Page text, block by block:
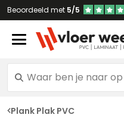
Beoordeeld met 5/5
Plank Plak PVC